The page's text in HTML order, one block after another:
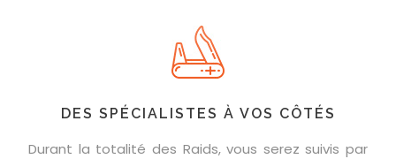
DES SPÉCIALISTES À VOS CÔTÉS
Durant la totalité des Raids, vous serez suivis par